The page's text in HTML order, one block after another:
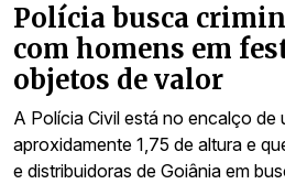
Polícia busca
com homens em
objetos de valor
A Polícia Civil está no encalço de
aproxidamente 1,75 de altura e
e distribuidoras de Goiânia em